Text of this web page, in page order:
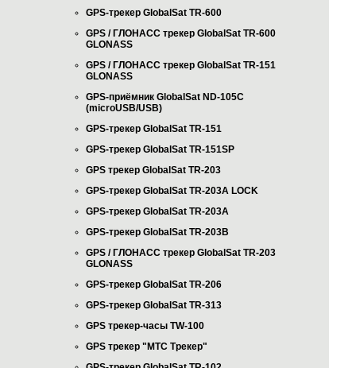
GPS-трекер GlobalSat TR-600
GPS / ГЛОНАСС трекер GlobalSat TR-600
GLONASS
GPS / ГЛОНАСС трекер GlobalSat TR-151
GLONASS
GPS-приёмник GlobalSat ND-105C
(microUSB/USB)
GPS-трекер GlobalSat TR-151
GPS-трекер GlobalSat TR-151SP
GPS трекер GlobalSat TR-203
GPS-трекер GlobalSat TR-203А LOCK
GPS-трекер GlobalSat TR-203А
GPS-трекер GlobalSat TR-203B
GPS / ГЛОНАСС трекер GlobalSat TR-203
GLONASS
GPS-трекер GlobalSat TR-206
GPS-трекер GlobalSat TR-313
GPS трекер-часы TW-100
GPS трекер "МТС Трекер"